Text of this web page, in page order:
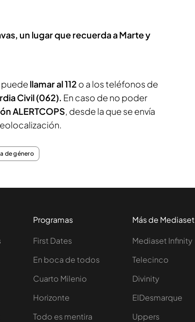
un lugar que recuerda a Marte y
puede llamar al 112 o a los teléfonos de
Civil (062). En caso de no poder
ALERTCOPS, desde la que se envía
de género
Programas
First Dates
En boca de todos
Cuarto Milenio
Horizonte
Todo es mentira
Más de Mediaset
Mediaset Infinity
Telecinco
Divinity
ElDesmarque
Uppers